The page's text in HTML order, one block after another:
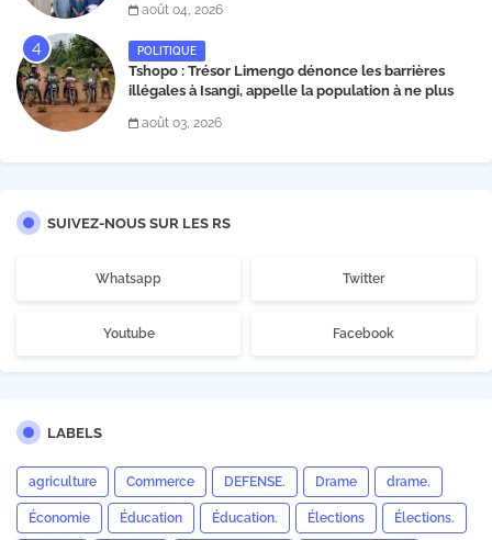
Matata
août 04, 2026
POLITIQUE
Tshopo : Trésor Limengo dénonce les barrières
illégales à Isangi, appelle la population à ne plus
août 03, 2026
SUIVEZ-NOUS SUR LES RS
Whatsapp Twitter
Youtube Facebook
LABELS
agriculture Commerce DEFENSE. Drame drame.
Économie Éducation Éducation. Élections Élections.